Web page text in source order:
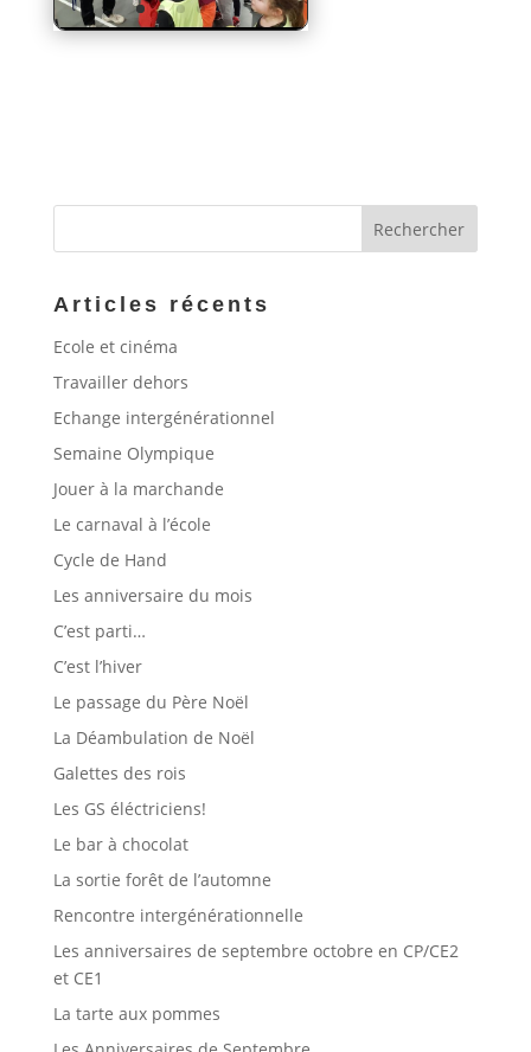
Articles récents
Ecole et cinéma
Travailler dehors
Echange intergénérationnel
Semaine Olympique
Jouer à la marchande
Le carnaval à l’école
Cycle de Hand
Les anniversaire du mois
C’est parti…
C’est l’hiver
Le passage du Père Noël
La Déambulation de Noël
Galettes des rois
Les GS éléctriciens!
Le bar à chocolat
La sortie forêt de l’automne
Rencontre intergénérationnelle
Les anniversaires de septembre octobre en CP/CE2
et CE1
La tarte aux pommes